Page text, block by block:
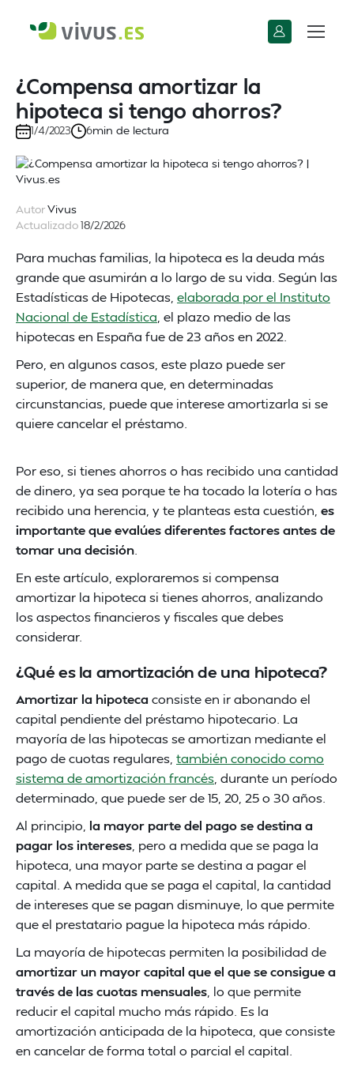
¿Compensa amortizar la
hipoteca si tengo ahorros?
1/4/2023 6min de lectura
AutorVivus
Actualizado18/2/2026
Para muchas familias, la hipoteca es la deuda más
grande que asumirán a lo largo de su vida. Según las
Estadísticas de Hipotecas, elaborada por el Instituto
Nacional de Estadística , el plazo medio de las
hipotecas en España fue de 23 años en 2022.
Pero, en algunos casos, este plazo puede ser
superior, de manera que, en determinadas
circunstancias, puede que interese amortizarla si se
quiere cancelar el préstamo.
Por eso, si tienes ahorros o has recibido una cantidad
de dinero, ya sea porque te ha tocado la lotería o has
recibido una herencia, y te planteas esta cuestión, es
importante que evalúes diferentes factores antes de
tomar una decisión
En este artículo, exploraremos si compensa
amortizar la hipoteca si tienes ahorros, analizando
los aspectos financieros y fiscales que debes
considerar.
¿Qué es la amortización de una hipoteca?
Amortizar la hipoteca consiste en ir abonando el
capital pendiente del préstamo hipotecario. La
mayoría de las hipotecas se amortizan mediante el
pago de cuotas regulares, también conocido como
sistema de amortización francés , durante un período
determinado, que puede ser de 15, 20, 25 o 30 años.
Al principio, la mayor parte del pago se destina a
pagar los intereses , pero a medida que se paga la
hipoteca, una mayor parte se destina a pagar el
capital. A medida que se paga el capital, la cantidad
de intereses que se pagan disminuye, lo que permite
que el prestatario pague la hipoteca más rápido.
La mayoría de hipotecas permiten la posibilidad de
amortizar un mayor capital que el que se consigue a
través de las cuotas mensuales , lo que permite
reducir el capital mucho más rápido. Es la
amortización anticipada de la hipoteca, que consiste
en cancelar de forma total o parcial el capital.